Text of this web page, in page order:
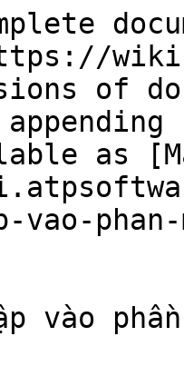
of
as
vao-
vào phần